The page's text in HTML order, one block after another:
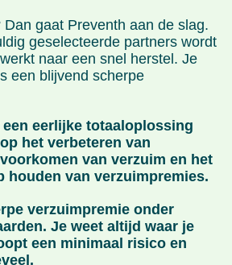
gaat Preventh aan de slag.
geselecteerde partners wordt
naar een snel herstel. Je
een blijvend scherpe
eerlijke totaaloplossing
het verbeteren van
van verzuim en het
houden van verzuimpremies.
verzuimpremie onder
Je weet altijd waar je
een minimaal risico en